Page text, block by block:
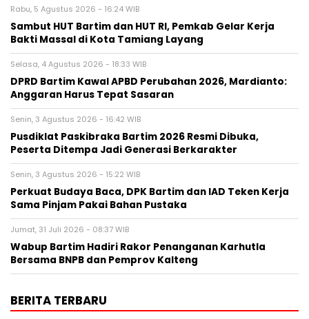
Rabu, 5 Agustus 2026 - 16:24 WIB
Sambut HUT Bartim dan HUT RI, Pemkab Gelar Kerja
Bakti Massal di Kota Tamiang Layang
Selasa, 4 Agustus 2026 - 18:33 WIB
DPRD Bartim Kawal APBD Perubahan 2026, Mardianto:
Anggaran Harus Tepat Sasaran
Senin, 3 Agustus 2026 - 16:42 WIB
Pusdiklat Paskibraka Bartim 2026 Resmi Dibuka,
Peserta Ditempa Jadi Generasi Berkarakter
Senin, 3 Agustus 2026 - 15:22 WIB
Perkuat Budaya Baca, DPK Bartim dan IAD Teken Kerja
Sama Pinjam Pakai Bahan Pustaka
Jumat, 31 Juli 2026 - 08:37 WIB
Wabup Bartim Hadiri Rakor Penanganan Karhutla
Bersama BNPB dan Pemprov Kalteng
BERITA TERBARU